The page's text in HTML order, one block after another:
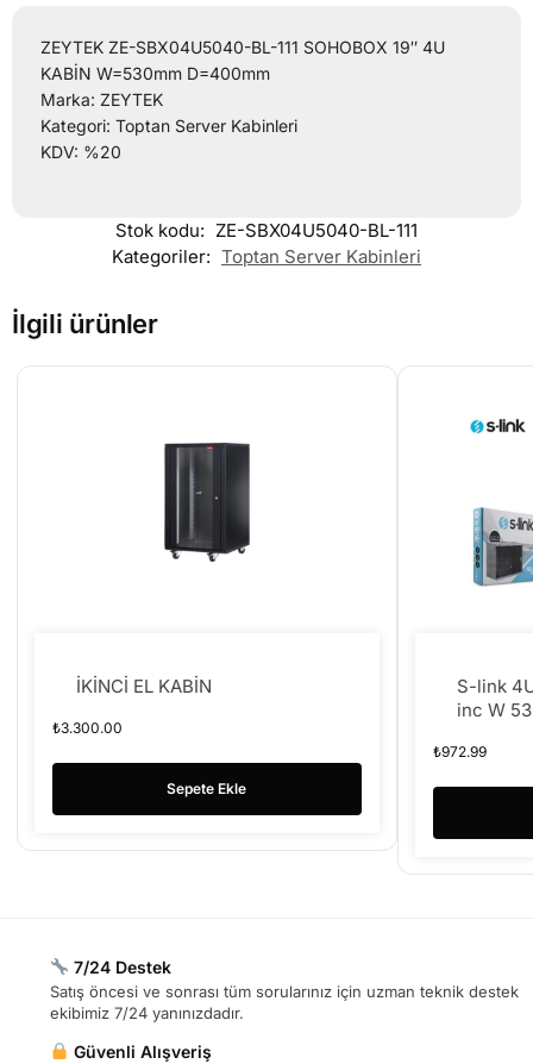
ZEYTEK ZE-SBX04U5040-BL-111 SOHOBOX 19″ 4U
KABİN W=530mm D=400mm
Marka: ZEYTEK
Kategori: Toptan Server Kabinleri
KDV: %20
Stok kodu: ZE-SBX04U5040-BL-111
Kategoriler: Toptan Server Kabinleri
İlgili ürünler
İKİNCİ EL KABİN
₺3.300.00
Sepete Ekle
S-link
inc W
₺972.99
7/24 Destek
Satış öncesi ve sonrası tüm sorularınız için uzman teknik destek
ekibimiz 7/24 yanınızdadır.
Güvenli Alışveriş